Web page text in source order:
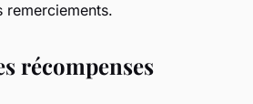
remerciements.
récompenses